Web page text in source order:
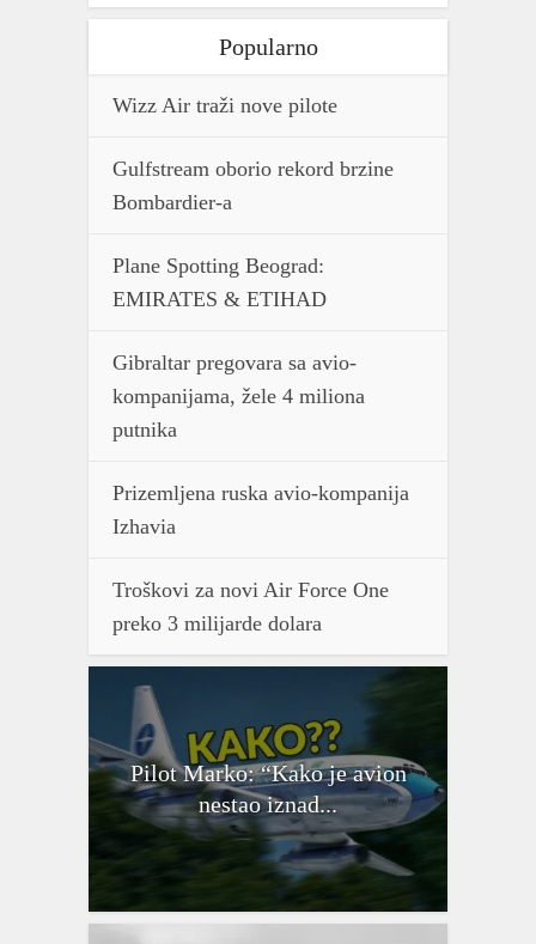
Popularno
Wizz Air traži nove pilote
Gulfstream oborio rekord brzine
Bombardier-a
Plane Spotting Beograd:
EMIRATES & ETIHAD
Gibraltar pregovara sa avio-
kompanijama, žele 4 miliona
putnika
Prizemljena ruska avio-kompanija
Izhavia
Troškovi za novi Air Force One
preko 3 milijarde dolara
Pilot Marko: “Kako je avion
nestao iznad...